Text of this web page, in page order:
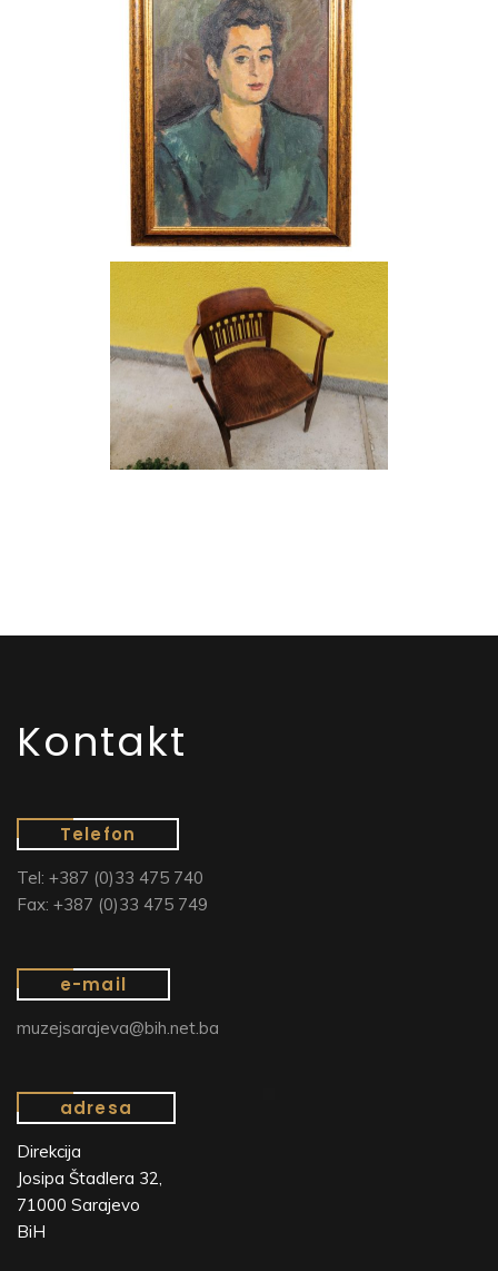
Kontakt
Telefon
Tel: +387 (0)33 475 740
Fax: +387 (0)33 475 749
e-mail
muzejsarajeva@bih.net.ba
adresa
Direkcija
Josipa Štadlera 32,
71000 Sarajevo
BiH